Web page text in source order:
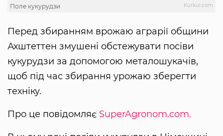
Kurkul.com
Поле кукурудзи
Перед збиранням врожаю аграрії общини
Ахштеттен змушені обстежувати посіви
кукурудзи за допомогою металошукачів,
щоб під час збирання урожаю зберегти
техніку.
Про це повідомляє SuperAgronom.com.